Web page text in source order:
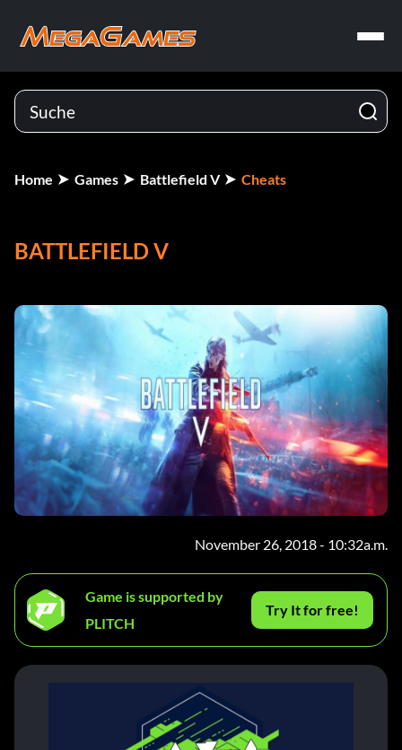
Home Games Battlefield V Cheats
BATTLEFIELD V
November 26, 2018 - 10:32a.m.
Game is supported by
PLITCH
Try It for free!